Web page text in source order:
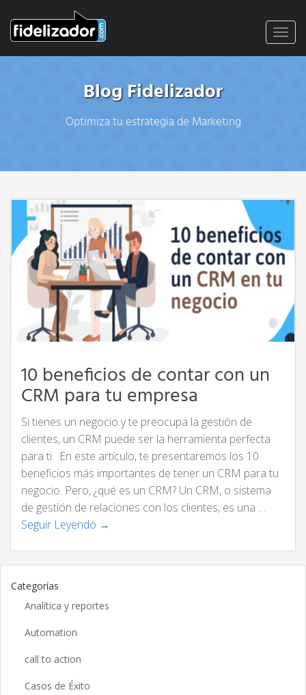
Blog Fidelizador
Optimiza tu estrategia de Marketing
10 beneficios de contar con un
CRM para tu empresa
Si tienes un negocio y te preocupa la gestión de
clientes, un CRM puede ser la herramienta perfecta
para ti. En este artículo, te presentaremos los 10
beneficios más importantes de tener un CRM para tu
negocio. Pero, ¿qué es un CRM? Un CRM, o sistema
de gestión de relaciones con los clientes, es una …
Seguir Leyendo →
Categorías
Analítica y reportes
Automation
call to action
Casos de Éxito